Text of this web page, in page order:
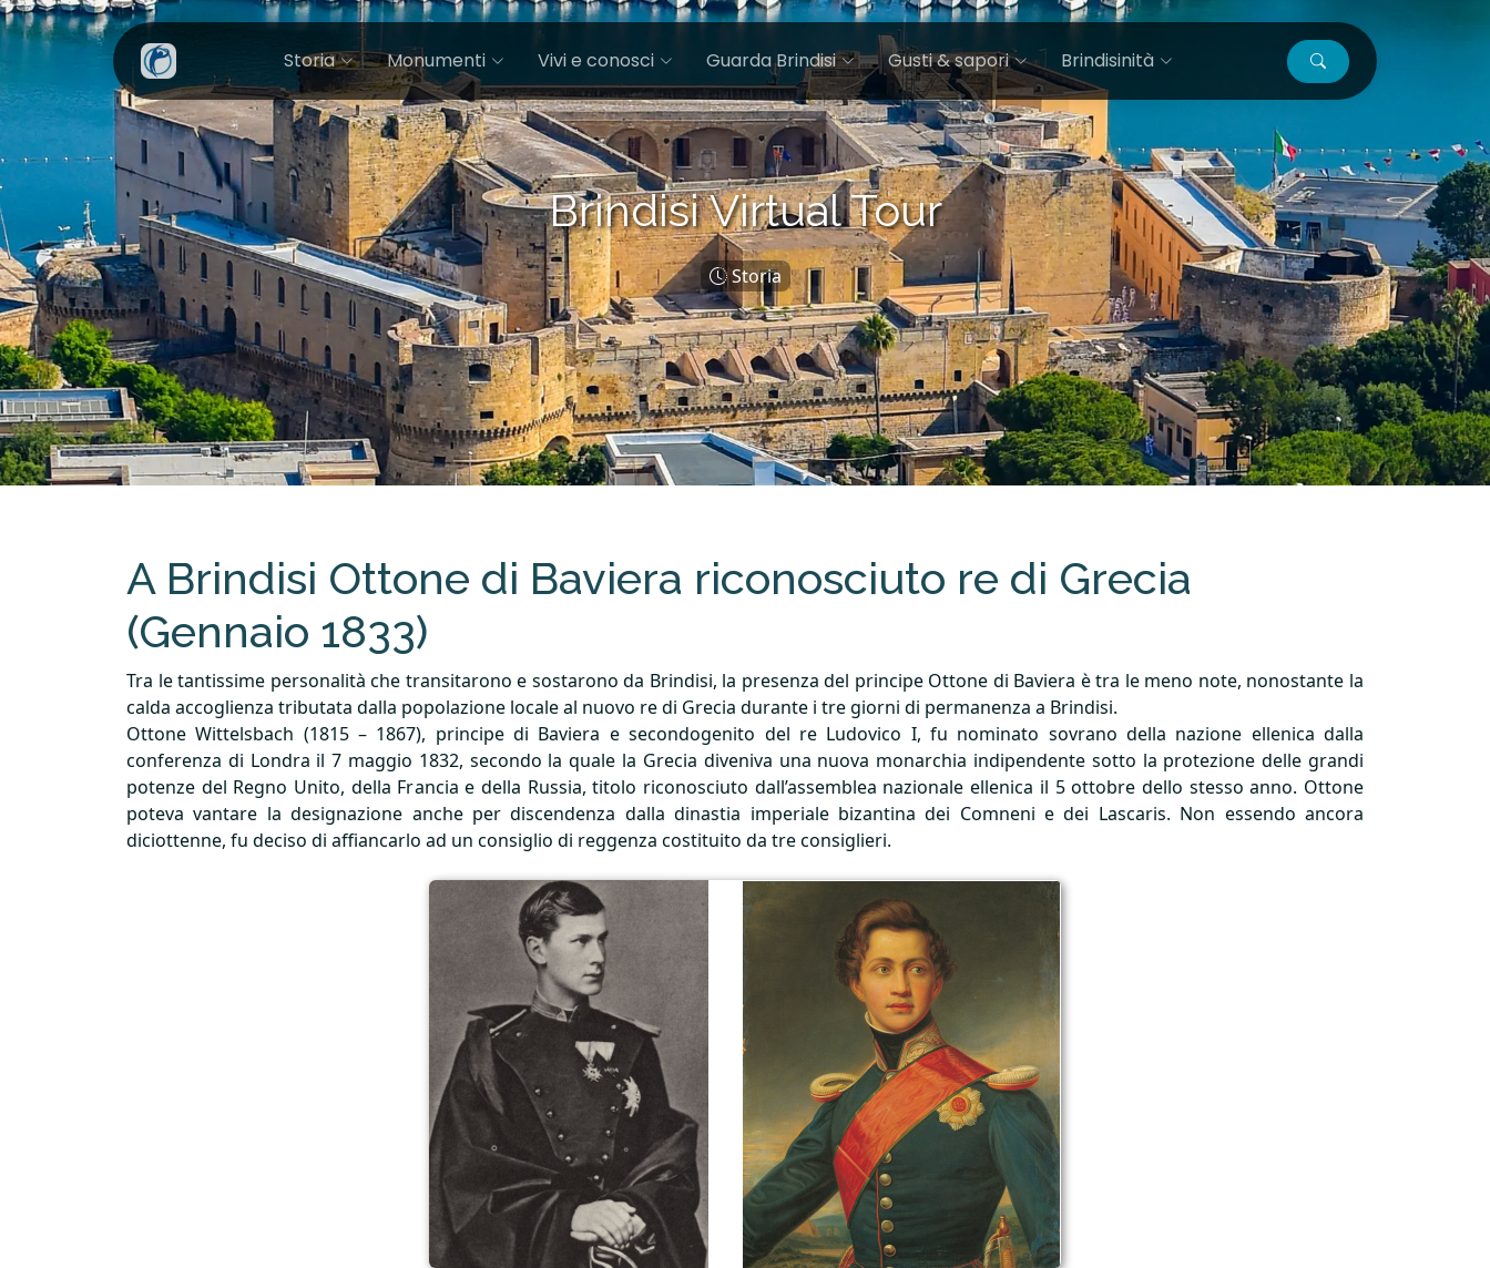
Storia Monumenti Vivi e conosci Guarda Brindisi Gusti & sapori Brindisinità
Brindisi Virtual Tour
Storia
A Brindisi Ottone di Baviera riconosciuto re di Grecia
(Gennaio 1833)
Tra le tantissime personalità che transitarono e sostarono da Brindisi, la presenza del principe Ottone di Baviera è tra le meno note, nonostante la
calda accoglienza tributata dalla popolazione locale al nuovo re di Grecia durante i tre giorni di permanenza a Brindisi.
Ottone Wittelsbach (1815 – 1867), principe di Baviera e secondogenito del re Ludovico I, fu nominato sovrano della nazione ellenica dalla
conferenza di Londra il 7 maggio 1832, secondo la quale la Grecia diveniva una nuova monarchia indipendente sotto la protezione delle grandi
potenze del Regno Unito, della Francia e della Russia, titolo riconosciuto dall’assemblea nazionale ellenica il 5 ottobre dello stesso anno. Ottone
poteva vantare la designazione anche per discendenza dalla dinastia imperiale bizantina dei Comneni e dei Lascaris. Non essendo ancora
diciottenne, fu deciso di affiancarlo ad un consiglio di reggenza costituito da tre consiglieri.